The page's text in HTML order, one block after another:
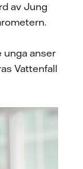
av Jung
unga anser
Vattenfall